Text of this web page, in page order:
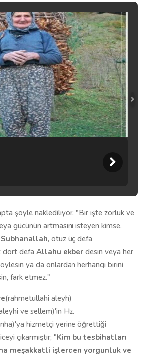
şöyle naklediliyor; "Bir işte zorluk ve
gücünün artmasını isteyen kimse,
Subhanallah, otuz üç defa
dört defa Allahu ekber desin veya her
ya da onlardan herhangi birini
fark etmez."
(rahmetullahi aleyh)
ve sellem)'in Hz.
hizmetçi yerine öğrettiği
çıkarmıştır; "Kim bu tesbihatları
meşakkatli işlerden yorgunluk ve